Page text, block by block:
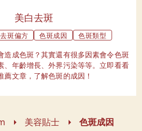
美白去斑
去斑偏方 色斑成因 色斑類型
造成色斑？其實還有很多因素會令色斑
、年齡增長、外界污染等等。立即看看
薦文章，了解色斑的成因！
美容貼士 色斑成因